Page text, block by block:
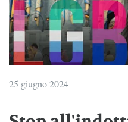
25 giugno 2024